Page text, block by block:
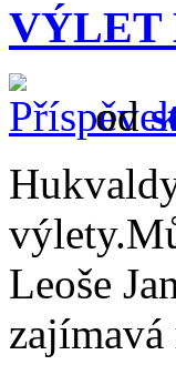
VÝLET
od
Leoše